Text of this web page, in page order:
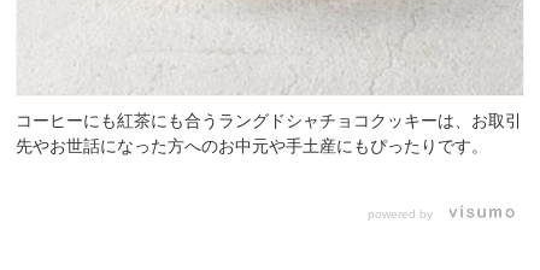
コーヒーにも紅茶にも合うラングドシャチョコクッキーは、お取引
先やお世話になった方へのお中元や手土産にもぴったりです。
powered by